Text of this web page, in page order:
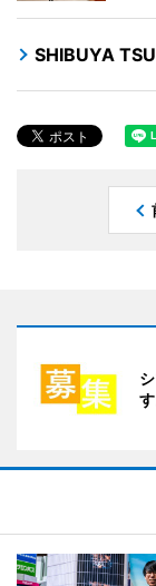
SHIBUYA